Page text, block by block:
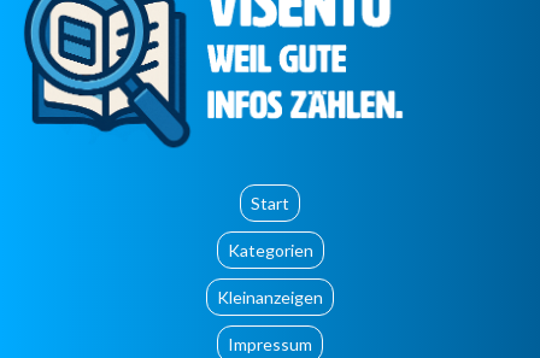
Start
Kategorien
Kleinanzeigen
Impressum